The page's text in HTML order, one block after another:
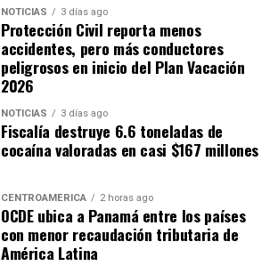
NOTICIAS 3 días ago
Protección Civil reporta menos
accidentes, pero más conductores
peligrosos en inicio del Plan Vacación
2026
NOTICIAS 3 días ago
Fiscalía destruye 6.6 toneladas de
cocaína valoradas en casi $167 millones
CENTROAMÉRICA 2 horas ago
OCDE ubica a Panamá entre los países
con menor recaudación tributaria de
América Latina